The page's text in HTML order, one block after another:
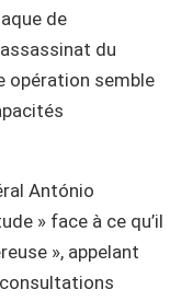
de
du
opération semble
António
» face à ce qu’il
», appelant